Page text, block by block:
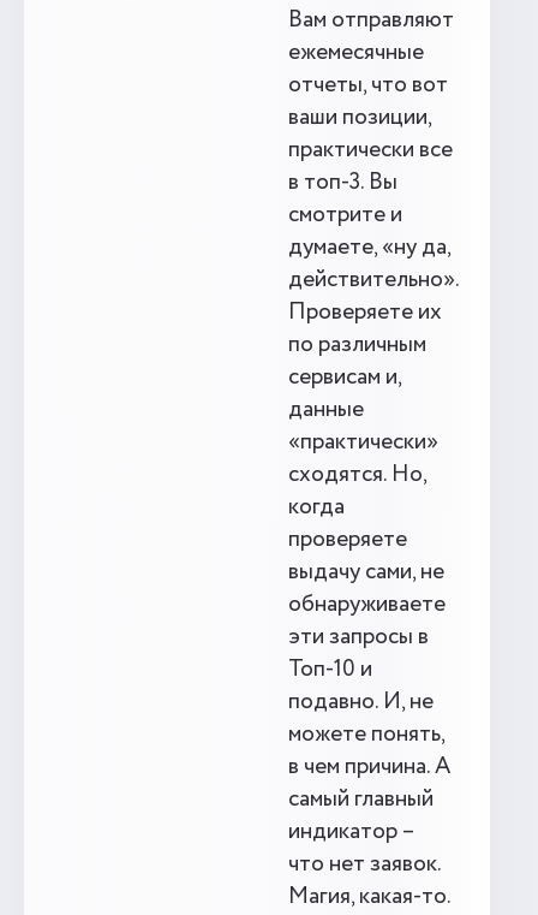
Вам отправляют
ежемесячные
отчеты, что вот
ваши позиции,
практически все
в топ-3. Вы
смотрите и
думаете, «ну да,
действительно».
Проверяете их
по различным
сервисам и,
данные
«практически»
сходятся. Но,
когда
проверяете
выдачу сами, не
обнаруживаете
эти запросы в
Топ-10 и
подавно. И, не
можете понять,
в чем причина. А
самый главный
индикатор –
что нет заявок.
Магия, какая-то.